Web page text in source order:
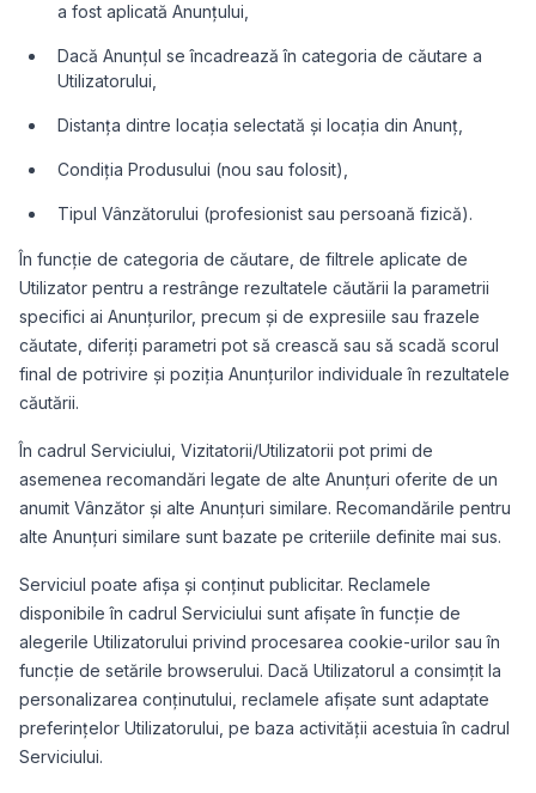
a fost aplicată Anunțului,
Dacă Anunțul se încadrează în categoria de căutare a
Utilizatorului,
Distanța dintre locația selectată și locația din Anunț,
Condiția Produsului (nou sau folosit),
Tipul Vânzătorului (profesionist sau persoană fizică).
În funcție de categoria de căutare, de filtrele aplicate de
Utilizator pentru a restrânge rezultatele căutării la parametrii
specifici ai Anunțurilor, precum și de expresiile sau frazele
căutate, diferiți parametri pot să crească sau să scadă scorul
final de potrivire și poziția Anunțurilor individuale în rezultatele
căutării.
În cadrul Serviciului, Vizitatorii/Utilizatorii pot primi de
asemenea recomandări legate de alte Anunțuri oferite de un
anumit Vânzător și alte Anunțuri similare. Recomandările pentru
alte Anunțuri similare sunt bazate pe criteriile definite mai sus.
Serviciul poate afișa și conținut publicitar. Reclamele
disponibile în cadrul Serviciului sunt afișate în funcție de
alegerile Utilizatorului privind procesarea cookie-urilor sau în
funcție de setările browserului. Dacă Utilizatorul a consimțit la
personalizarea conținutului, reclamele afișate sunt adaptate
preferințelor Utilizatorului, pe baza activității acestuia în cadrul
Serviciului.